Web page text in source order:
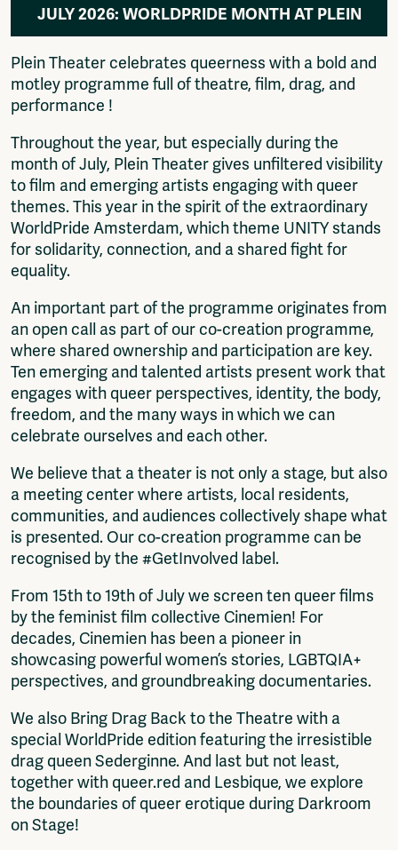
JULY 2026: WORLDPRIDE MONTH AT PLEIN
THEATER
Plein Theater celebrates queerness with a bold and
motley programme full of theatre, film, drag, and
performance !
Throughout the year, but especially during the
month of July, Plein Theater gives unfiltered visibility
to film and emerging artists engaging with queer
themes. This year in the spirit of the extraordinary
WorldPride Amsterdam, which theme UNITY stands
for solidarity, connection, and a shared fight for
equality.
An important part of the programme originates from
an open call as part of our co-creation programme,
where shared ownership and participation are key.
Ten emerging and talented artists present work that
engages with queer perspectives, identity, the body,
freedom, and the many ways in which we can
celebrate ourselves and each other.
We believe that a theater is not only a stage, but also
a meeting center where artists, local residents,
communities, and audiences collectively shape what
is presented. Our co-creation programme can be
recognised by the #GetInvolved label.
From 15th to 19th of July we screen ten queer films
by the feminist film collective Cinemien! For
decades, Cinemien has been a pioneer in
showcasing powerful women’s stories, LGBTQIA+
perspectives, and groundbreaking documentaries.
We also Bring Drag Back to the Theatre with a
special WorldPride edition featuring the irresistible
drag queen Sederginne. And last but not least,
together with queer.red and Lesbique, we explore
the boundaries of queer erotique during Darkroom
on Stage!